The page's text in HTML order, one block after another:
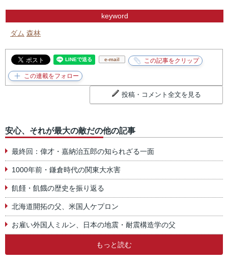
keyword
ダム 森林
e-mail
投稿・コメント全文を見る
安心、それが最大の敵だの他の記事
最終回：偉才・嘉納治五郎の知られざる一面
1000年前・鎌倉時代の関東大水害
飢饉・飢餓の歴史を振り返る
北海道開拓の父、米国人ケプロン
お雇い外国人ミルン、日本の地震・耐震構造学の父
もっと読む